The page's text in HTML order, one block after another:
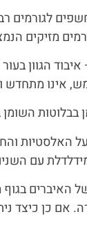
מזיקים
איבוד הגוון
אינו מתחדש
בבלוטות
האלסטיות
עם
האיברים
אם כן כיצד